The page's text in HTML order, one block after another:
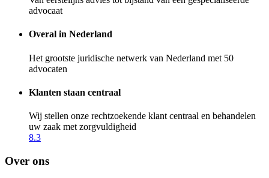
advocaat
Overal in Nederland
Het grootste juridische netwerk van Nederland met 50
advocaten
Klanten staan centraal
Wij stellen onze rechtzoekende klant centraal en behandelen
uw zaak met zorgvuldigheid
8.3
Over ons